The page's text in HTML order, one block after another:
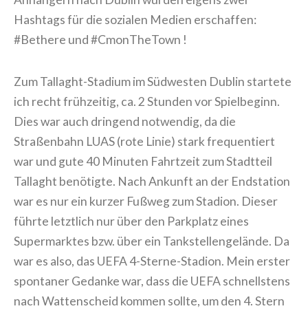
Hashtags für die sozialen Medien erschaffen:
#Bethere und #CmonTheTown !
Zum Tallaght-Stadium im Südwesten Dublin startete
ich recht frühzeitig, ca. 2 Stunden vor Spielbeginn.
Dies war auch dringend notwendig, da die
Straßenbahn LUAS (rote Linie) stark frequentiert
war und gute 40 Minuten Fahrtzeit zum Stadtteil
Tallaght benötigte. Nach Ankunft an der Endstation
war es nur ein kurzer Fußweg zum Stadion. Dieser
führte letztlich nur über den Parkplatz eines
Supermarktes bzw. über ein Tankstellengelände. Da
war es also, das UEFA 4-Sterne-Stadion. Mein erster
spontaner Gedanke war, dass die UEFA schnellstens
nach Wattenscheid kommen sollte, um den 4. Stern